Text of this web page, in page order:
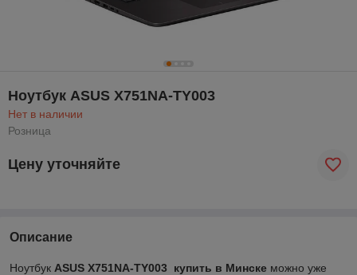
Ноутбук ASUS X751NA-TY003
Нет в наличии
Розница
Цену уточняйте
Описание
Ноутбук ASUS X751NA-TY003 купить в Минске можно уже